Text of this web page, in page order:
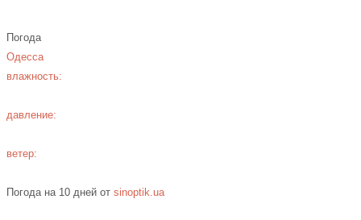
Погода
Одесса
влажность:
давление:
ветер:
Погода на 10 дней отsinoptik.ua